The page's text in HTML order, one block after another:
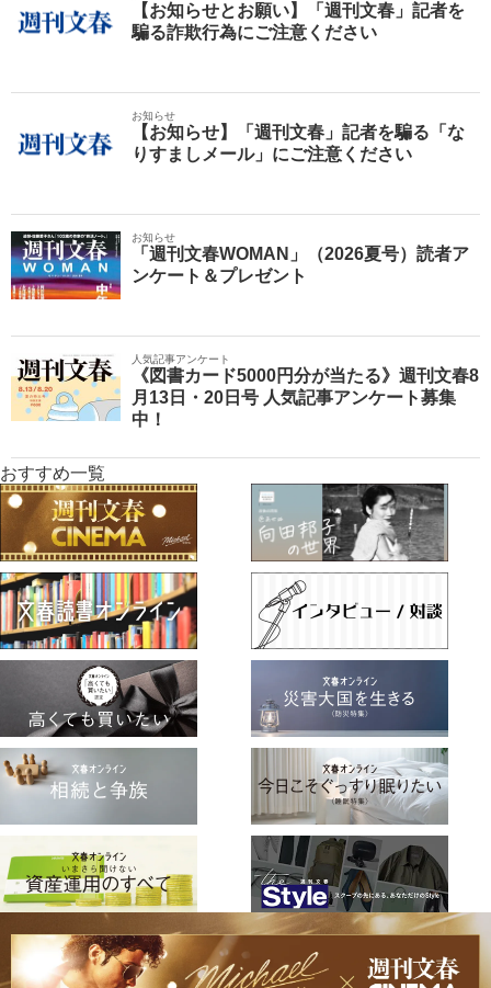
【お知らせとお願い】「週刊文春」記者を
騙る詐欺行為にご注意ください
お知らせ
【お知らせ】「週刊文春」記者を騙る「な
りすましメール」にご注意ください
お知らせ
「週刊文春WOMAN」（2026夏号）読者ア
ンケート＆プレゼント
人気記事アンケート
《図書カード5000円分が当たる》週刊文春8
月13日・20日号 人気記事アンケート募集
中！
おすすめ一覧